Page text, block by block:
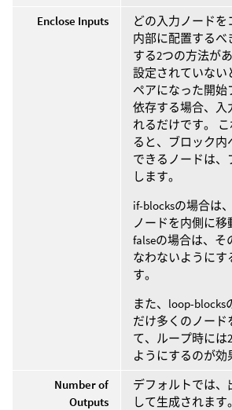
Enclose Inputs
どの入力ノード
内部に配置するべ
する2つの方法が
設定されていない
ペアになった開始
依存する場合、入
れるだけです。
ると、ブロック
できるノードは、
します。
if-blocksの場合は
ノードを内側に
falseの場合は、
なわないようにす
す。
また、loop-blocks
だけ多くのノード
て、ループ時には
ようにするのが効
Number of
Outputs
デフォルトでは
して生成されま